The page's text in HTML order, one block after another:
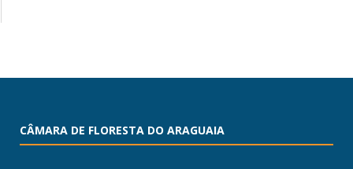
CÂMARA DE FLORESTA DO ARAGUAIA